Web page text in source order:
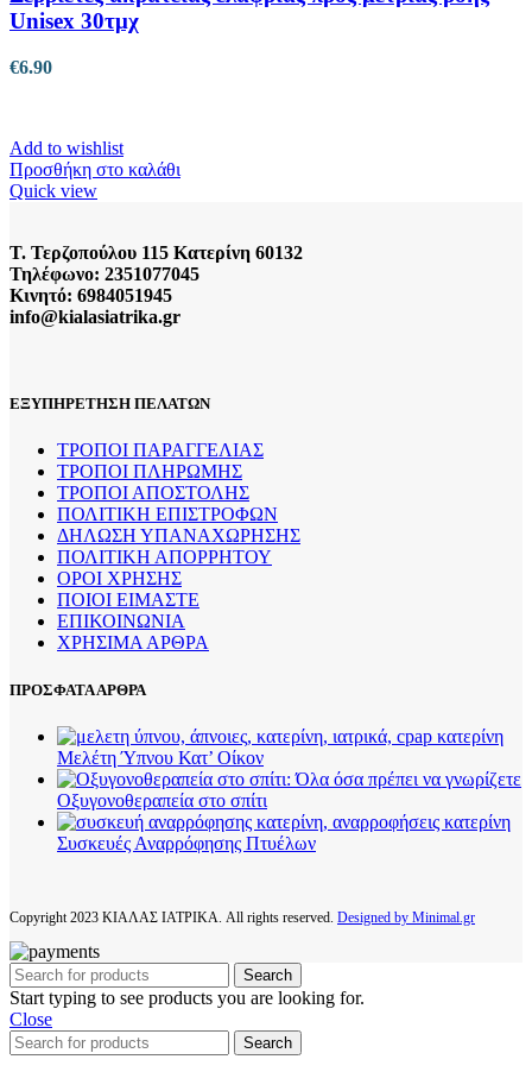
Unisex 30τμχ
€6.90
Add to wishlist
Προσθήκη στο καλάθι
Quick view
Τ. Τερζοπούλου 115 Κατερίνη 60132
Τηλέφωνο: 2351077045
Κινητό: 6984051945
info@kialasiatrika.gr
ΕΞΥΠΗΡΕΤΗΣΗ ΠΕΛΑΤΩΝ
ΤΡΟΠΟΙ ΠΑΡΑΓΓΕΛΙΑΣ
ΤΡΟΠΟΙ ΠΛΗΡΩΜΗΣ
ΤΡΟΠΟΙ ΑΠΟΣΤΟΛΗΣ
ΠΟΛΙΤΙΚΗ ΕΠΙΣΤΡΟΦΩΝ
ΔΗΛΩΣΗ ΥΠΑΝΑΧΩΡΗΣΗΣ
ΠΟΛΙΤΙΚΗ ΑΠΟΡΡΗΤΟΥ
ΟΡΟΙ ΧΡΗΣΗΣ
ΠΟΙΟΙ ΕΙΜΑΣΤΕ
ΕΠΙΚΟΙΝΩΝΙΑ
ΧΡΗΣΙΜΑ ΑΡΘΡΑ
ΠΡΟΣΦΑΤΑ ΑΡΘΡΑ
Μελέτη Ύπνου Κατ’ Οίκον
Οξυγονοθεραπεία στο σπίτι
Συσκευές Αναρρόφησης Πτυέλων
Copyright 2023 ΚΙΑΛΑΣ ΙΑΤΡΙΚΑ. All rights reserved. Designed by Minimal.gr
Search
Start typing to see products you are looking for.
Close
Search